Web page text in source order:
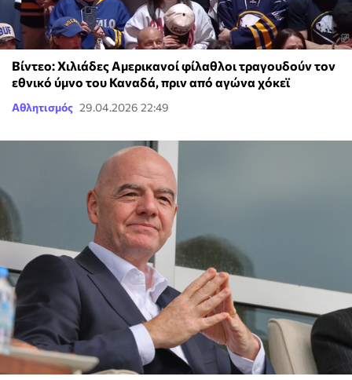
Βίντεο: Χιλιάδες Αμερικανοί φίλαθλοι τραγουδούν τον
εθνικό ύμνο του Καναδά, πριν από αγώνα χόκεϊ
Αθλητισμός 29.04.2026 22:49